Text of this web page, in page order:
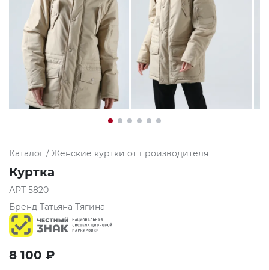
Каталог / Женские куртки от производителя
Куртка
АРТ 5820
Бренд Татьяна Тягина
8 100 ₽